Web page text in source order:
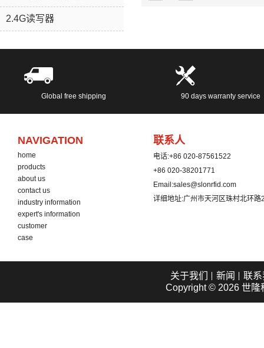
2.4G读写器
Global free shipping 90 days warranty service
NAVIGATION
home
products
about us
contact us
industry information
expert's information
customer
case
联系人
电话:+86 020-87561522
+86 020-38201771
Email:sales@slonrfid.com
详细地址:广州市天河区珠村北环
关于我们 新闻
联
Copyright © 2026 世隆